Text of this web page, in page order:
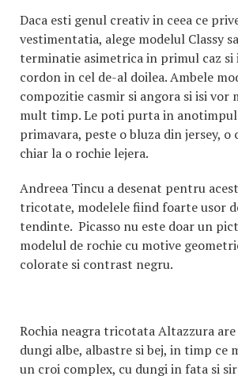
Daca esti genul creativ in ceea ce
vestimentatia, alege modelul Classy
terminatie asimetrica in primul caz si
cordon in cel de-al doilea. Ambele
compozitie casmir si angora si isi
mult timp. Le poti purta in anotimpul
primavara, peste o bluza din jersey, o
chiar la o rochie lejera.
Andreea Tincu a desenat pentru
tricotate, modelele fiind foarte usor
tendinte. Picasso nu este doar un
modelul de rochie cu motive
colorate si contrast negru.
Rochia neagra tricotata Altazzura are
dungi albe, albastre si bej, in timp ce
un croi complex, cu dungi in fata si